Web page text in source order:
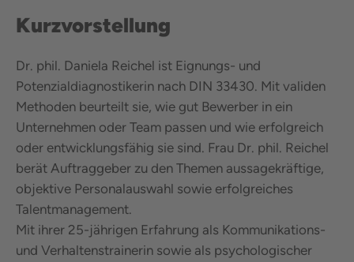
Kurzvorstellung
Dr. phil. Daniela Reichel ist Eignungs- und
Potenzialdiagnostikerin nach DIN 33430. Mit validen
Methoden beurteilt sie, wie gut Bewerber in ein
Unternehmen oder Team passen und wie erfolgreich
oder entwicklungsfähig sie sind. Frau Dr. phil. Reichel
berät Auftraggeber zu den Themen aussagekräftige,
objektive Personalauswahl sowie erfolgreiches
Talentmanagement.
Mit ihrer 25-jährigen Erfahrung als Kommunikations-
und Verhaltenstrainerin sowie als psychologischer